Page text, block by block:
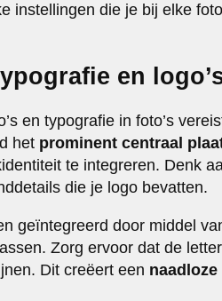
instellingen die je bij elke
en
en typografie in foto’s
het prominent centraal
te integreren. Denk
die je logo bevatten.
geïntegreerd door middel
Zorg ervoor dat de
Dit creëert een